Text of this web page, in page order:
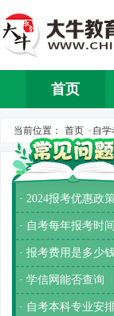
首页
当前位置： 首页 > 自学
发布时
导读：
· 2024报考优惠政
· 自考每年报考时间
· 报考费用是多少
· 学信网能否查询
· 自考本科专业安